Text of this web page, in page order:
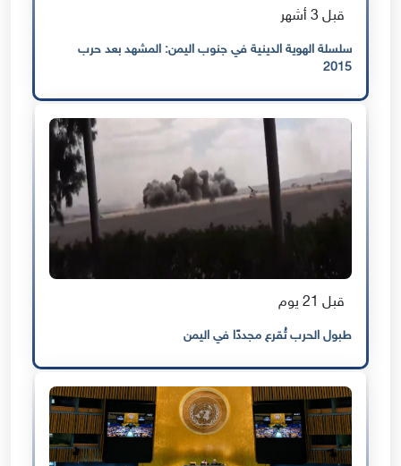
قبل 3 أشهر
سلسلة الهوية الدينية في جنوب اليمن: المشهد بعد حرب
2015
قبل 21 يوم
طبول الحرب تُقرع مجددًا في اليمن